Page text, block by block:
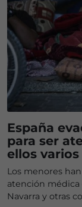
España
para ser
ellos
Los menores
atención médica
Navarra y otras